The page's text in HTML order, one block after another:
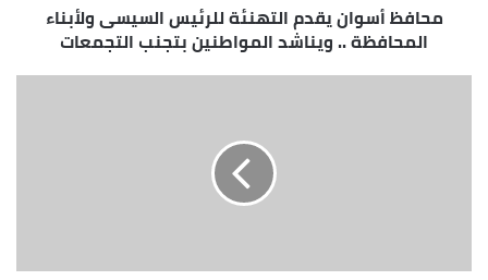
محافظ أسوان يقدم التهنئة للرئيس السيسى ولأبناء
المحافظة .. ويناشد المواطنين بتجنب التجمعات